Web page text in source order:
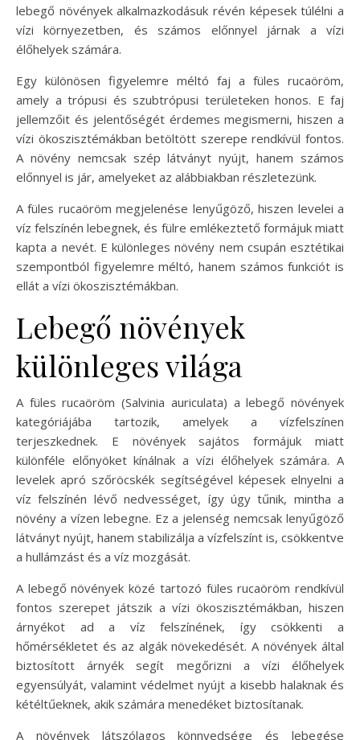
lebegő növények alkalmazkodásuk révén képesek túlélni a
vízi környezetben, és számos előnnyel járnak a vízi
élőhelyek számára.
Egy különösen figyelemre méltó faj a füles rucaöröm,
amely a trópusi és szubtrópusi területeken honos. E faj
jellemzőit és jelentőségét érdemes megismerni, hiszen a
vízi ökoszisztémákban betöltött szerepe rendkívül fontos.
A növény nemcsak szép látványt nyújt, hanem számos
előnnyel is jár, amelyeket az alábbiakban részletezünk.
A füles rucaöröm megjelenése lenyűgöző, hiszen levelei a
víz felszínén lebegnek, és fülre emlékeztető formájuk miatt
kapta a nevét. E különleges növény nem csupán esztétikai
szempontból figyelemre méltó, hanem számos funkciót is
ellát a vízi ökoszisztémákban.
Lebegő növények
különleges világa
A füles rucaöröm (Salvinia auriculata) a lebegő növények
kategóriájába tartozik, amelyek a vízfelszínen
terjeszkednek. E növények sajátos formájuk miatt
különféle előnyöket kínálnak a vízi élőhelyek számára. A
levelek apró szőröcskék segítségével képesek elnyelni a
víz felszínén lévő nedvességet, így úgy tűnik, mintha a
növény a vízen lebegne. Ez a jelenség nemcsak lenyűgöző
látványt nyújt, hanem stabilizálja a vízfelszínt is, csökkentve
a hullámzást és a víz mozgását.
A lebegő növények közé tartozó füles rucaöröm rendkívül
fontos szerepet játszik a vízi ökoszisztémákban, hiszen
árnyékot ad a víz felszínének, így csökkenti a
hőmérsékletet és az algák növekedését. A növények által
biztosított árnyék segít megőrizni a vízi élőhelyek
egyensúlyát, valamint védelmet nyújt a kisebb halaknak és
kétéltűeknek, akik számára menedéket biztosítanak.
A növények látszólagos könnyedsége és lebegése